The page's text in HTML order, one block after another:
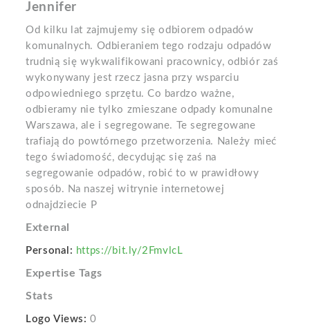
Jennifer
Od kilku lat zajmujemy się odbiorem odpadów
komunalnych. Odbieraniem tego rodzaju odpadów
trudnią się wykwalifikowani pracownicy, odbiór zaś
wykonywany jest rzecz jasna przy wsparciu
odpowiedniego sprzętu. Co bardzo ważne,
odbieramy nie tylko zmieszane odpady komunalne
Warszawa, ale i segregowane. Te segregowane
trafiają do powtórnego przetworzenia. Należy mieć
tego świadomość, decydując się zaś na
segregowanie odpadów, robić to w prawidłowy
sposób. Na naszej witrynie internetowej
odnajdziecie P
External
Personal: https://bit.ly/2FmvlcL
Expertise Tags
Stats
Logo Views: 0